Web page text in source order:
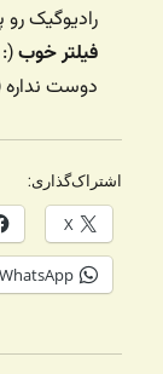
رادیوگیک
فیلتر خوب
دوست نداره
اشتراک‌گذاری:
X
WhatsApp